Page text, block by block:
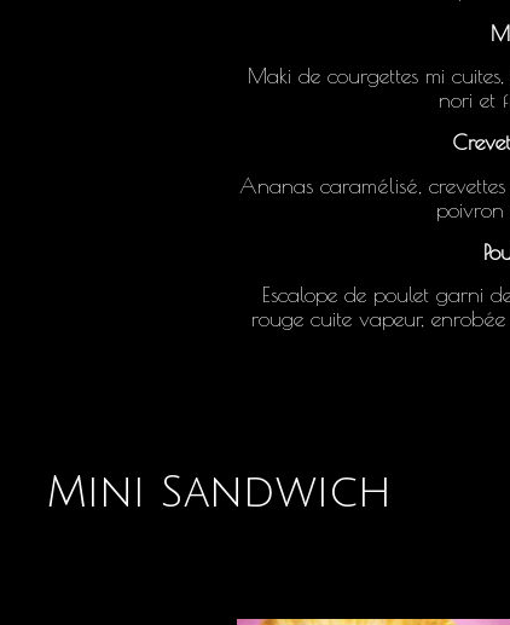
Maki de courgettes mi
nori et
Ananas caramélisé,
poivron
Escalope de poulet garni
rouge cuite vapeur,
Mini Sandwich